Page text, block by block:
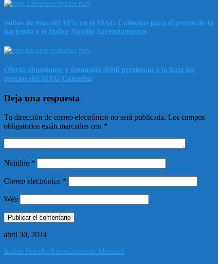
Subas de más del 10% en el MAG Cañuelas para el precio de la
hacienda y el Indice Novillo Arrendamiento
Oferta abundante y demanda débil presionan a la baja los
precios del MAG Cañuelas
Deja una respuesta
Tu dirección de correo electrónico no será publicada. Los campos
obligatorios están marcados con *
Nombre *
Correo electrónico *
Web
abril 30, 2024
Indice Novillo Arrendamiento Mensual